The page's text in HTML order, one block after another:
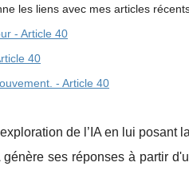
les liens avec mes articles
- Article 40
40
- Article 40
de l’IA en lui posant
ses réponses à partir